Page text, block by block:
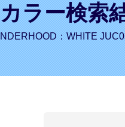
ラー検索
：WHITE